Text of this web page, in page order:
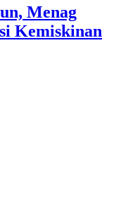
Menag
Kemiskinan